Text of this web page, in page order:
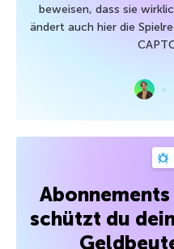
beweisen, dass sie
ändert auch hier die
schützt du